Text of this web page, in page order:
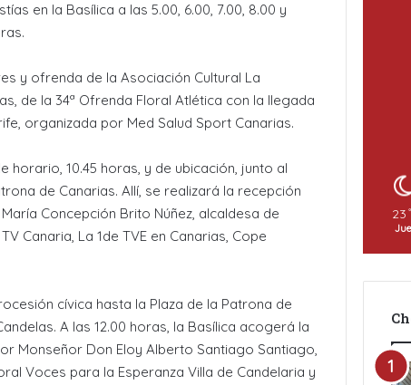
en la Basílica a las 5.00, 6.00, 7.00, 8.00 y
y ofrenda de la Asociación Cultural La
de la 34ª Ofrenda Floral Atlética con la llegada
organizada por Med Salud Sport Canarias.
horario, 10.45 horas, y de ubicación, junto al
de Canarias. Allí, se realizará la recepción
Concepción Brito Núñez, alcaldesa de
Canaria, La 1de TVE en Canarias, Cope
cívica hasta la Plaza de la Patrona de
A las 12.00 horas, la Basílica acogerá la
Monseñor Don Eloy Alberto Santiago Santiago,
Voces para la Esperanza Villa de Candelaria y
23
Jue